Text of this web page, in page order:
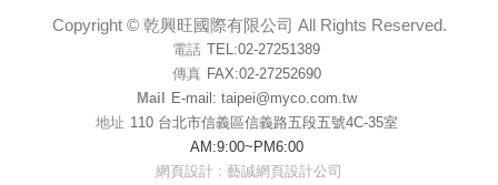
Copyright © 乾興旺國際有限公司 All Rights Reserved.
電話 TEL:02-27251389
傳真 FAX:02-27252690
Mail
E-mail: taipei@myco.com.tw
地址 110 台北市信義區信義路五段五號4C-35室
AM:9:00~PM6:00
網頁設計 : 藝誠網頁設計公司